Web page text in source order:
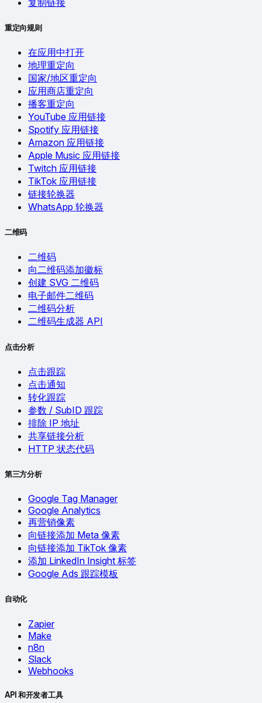
重定向规则
在应用中打开
地理重定向
国家/地区重定向
应用商店重定向
播客重定向
YouTube 应用链接
Spotify 应用链接
Amazon 应用链接
Apple Music 应用链接
Twitch 应用链接
TikTok 应用链接
链接轮换器
WhatsApp 轮换器
二维码
二维码
向二维码添加徽标
创建 SVG 二维码
电子邮件二维码
二维码分析
二维码生成器 API
点击分析
点击跟踪
点击通知
转化跟踪
参数 / SubID 跟踪
排除 IP 地址
共享链接分析
HTTP 状态代码
第三方分析
Google Tag Manager
Google Analytics
再营销像素
向链接添加 Meta 像素
向链接添加 TikTok 像素
添加 LinkedIn Insight 标签
Google Ads 跟踪模板
自动化
Zapier
Make
n8n
Slack
Webhooks
API 和开发者工具